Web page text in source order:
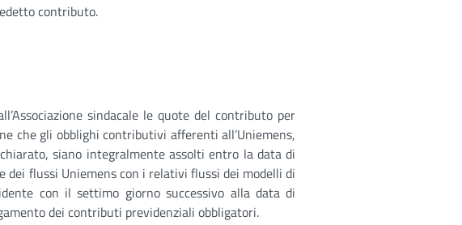
contributo.
sindacale le quote del contributo per
che gli obblighi contributivi afferenti all’Uniemens,
siano integralmente assolti entro la data di
dei flussi Uniemens con i relativi flussi dei modelli di
con il settimo giorno successivo alla data di
dei contributi previdenziali obbligatori.